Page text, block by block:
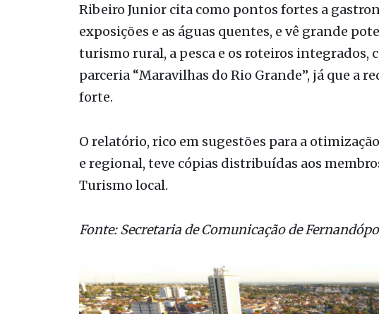
O plano deve preservar a identidade cultural já
transformando os atrativos em produtos
Ribeiro Junior cita como pontos fortes a
exposições e as águas quentes, e vê grande
turismo rural, a pesca e os roteiros integrados,
forte.
O relatório, rico em sugestões para a
Turismo local.
Fonte: Secretaria de Comunicação de